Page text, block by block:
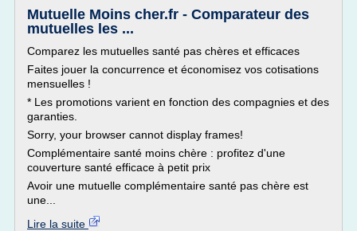
Mutuelle Moins cher.fr - Comparateur des
mutuelles les ...
Comparez les mutuelles santé pas chères et efficaces
Faites jouer la concurrence et économisez vos cotisations
mensuelles !
* Les promotions varient en fonction des compagnies et des
garanties.
Sorry, your browser cannot display frames!
Complémentaire santé moins chère : profitez d'une
couverture santé efficace à petit prix
Avoir une mutuelle complémentaire santé pas chère est
une...
Lire la suite